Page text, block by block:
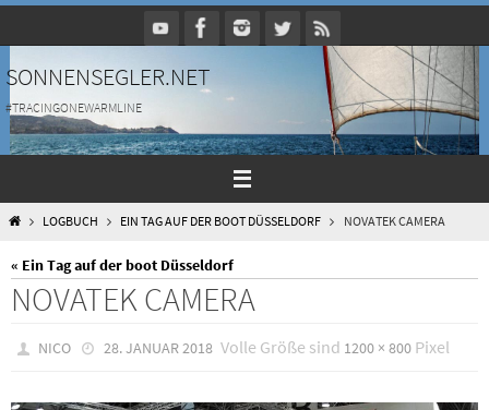
Inhalt
springen
SONNENSEGLER.NET
#TRACINGONEWARMLINE
HOMELOGBUCH EIN TAG AUF DER BOOT DÜSSELDORF NOVATEK CAMERA
« Ein Tag auf der boot Düsseldorf
NOVATEK CAMERA
NICO 28. JANUAR 2018 Volle Größe sind 1200 × 800Pixel